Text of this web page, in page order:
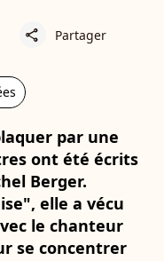
share Partager
par une
ont été écrits
Berger.
elle a vécu
le chanteur
se concentrer